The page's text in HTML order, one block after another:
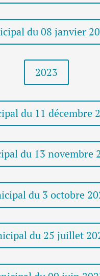
du 08 janvier
2023
du 11 décembre
du 13 novembre
du 3 octobre
du 25 juillet